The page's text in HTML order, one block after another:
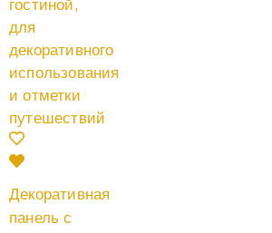
Декоративная
панель с